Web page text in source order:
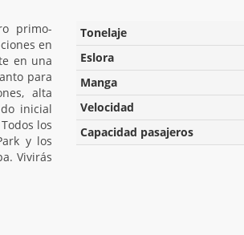
primo-
en
en una
para
alta
inicial
los
y los
Vivirás
Tonelaje
Eslora
Manga
Velocidad
Capacidad pasajeros